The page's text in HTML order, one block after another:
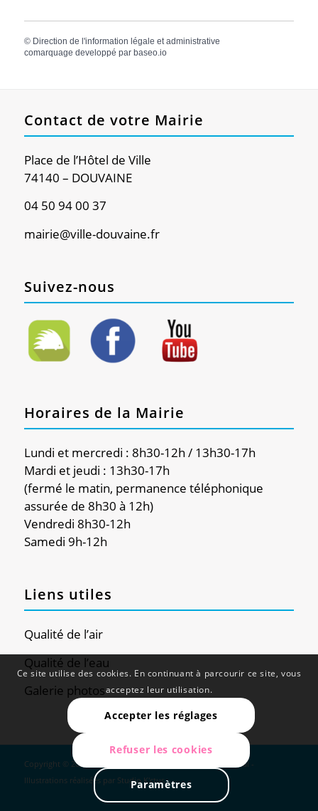
© Direction de l'information légale et administrative
comarquage developpé par baseo.io
Contact de votre Mairie
Place de l’Hôtel de Ville
74140 – DOUVAINE
04 50 94 00 37
mairie@ville-douvaine.fr
Suivez-nous
Horaires de la Mairie
Lundi et mercredi : 8h30-12h / 13h30-17h
Mardi et jeudi : 13h30-17h
(fermé le matin, permanence téléphonique
assurée de 8h30 à 12h)
Vendredi 8h30-12h
Samedi 9h-12h
Liens utiles
Qualité de l’air
Qualité de l’eau
Galerie photos
Copyright © 2024 - Douvaine - Site réalisé par Web Global -
Illustrations réalisées par Studio K'ctus
Ce site utilise des cookies. En continuant à parcourir ce site, vous
acceptez leur utilisation.
Accepter les réglages
Refuser les cookies
Paramètres